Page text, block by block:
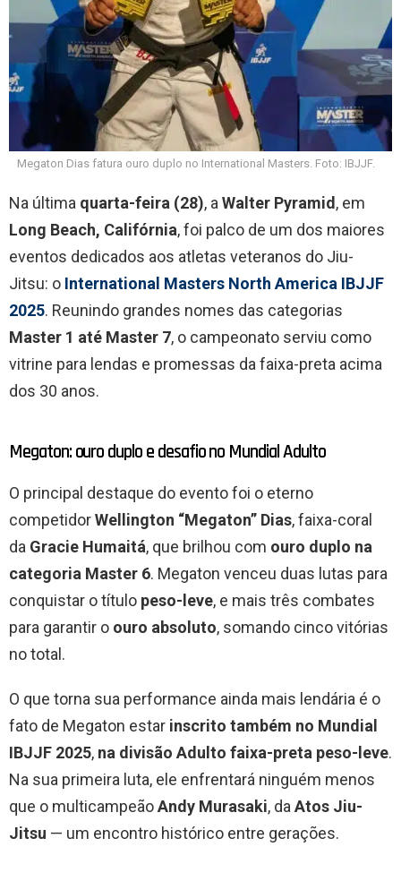
Megaton Dias fatura ouro duplo no International Masters. Foto: IBJJF.
Na última quarta-feira (28), a Walter Pyramid , em
Long Beach, Califórnia, foi palco de um dos maiores
eventos dedicados aos atletas veteranos do Jiu-
Jitsu: o International Masters North America IBJJF
2025. Reunindo grandes nomes das categorias
Master 1 até Master 7, o campeonato serviu como
vitrine para lendas e promessas da faixa-preta acima
dos 30 anos.
Megaton: ouro duplo e desafio no Mundial Adulto
O principal destaque do evento foi o eterno
competidorWellington “Megaton” Dias, faixa-coral
da Gracie Humaitá, que brilhou com ouro duplo na
categoria Master 6. Megaton venceu duas lutas para
conquistar o título peso-leve, e mais três combates
para garantir o ouro absoluto, somando cinco vitórias
no total.
O que torna sua performance ainda mais lendária é o
fato de Megaton estar inscrito também no Mundial
IBJJF 2025, na divisão Adulto faixa-preta peso-leve.
Na sua primeira luta, ele enfrentará ninguém menos
que o multicampeãoAndy Murasaki, da Atos Jiu-
Jitsu — um encontro histórico entre gerações.